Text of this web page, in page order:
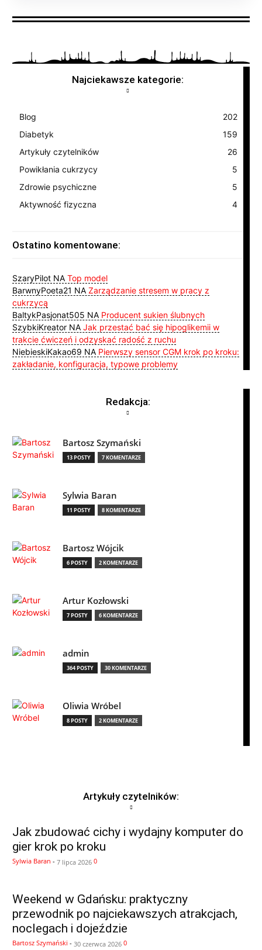
Najciekawsze kategorie:
Blog
202
Diabetyk
159
Artykuły czytelników
26
Powikłania cukrzycy
5
Zdrowie psychiczne
5
Aktywność fizyczna
4
Ostatino komentowane:
SzaryPilot NA Top model
BarwnyPoeta21 NA Zarządzanie stresem w pracy z
cukrzycą
BaltykPasjonat505 NA Producent sukien ślubnych
SzybkiKreator NA Jak przestać bać się hipoglikemii w
trakcie ćwiczeń i odzyskać radość z ruchu
NiebieskiKakao69 NA Pierwszy sensor CGM krok po kroku:
zakładanie, konfiguracja, typowe problemy
Redakcja:
Bartosz Szymański
13 POSTY 7 KOMENTARZE
Sylwia Baran
11 POSTY 8 KOMENTARZE
Bartosz Wójcik
6 POSTY 2 KOMENTARZE
Artur Kozłowski
7 POSTY 6 KOMENTARZE
admin
364 POSTY 30 KOMENTARZE
Oliwia Wróbel
8 POSTY 2 KOMENTARZE
Artykuły czytelników:
Jak zbudować cichy i wydajny komputer do
gier krok po kroku
Sylwia Baran - 7 lipca 2026 0
Weekend w Gdańsku: praktyczny
przewodnik po najciekawszych atrakcjach,
noclegach i dojeździe
Bartosz Szymański - 30 czerwca 2026 0